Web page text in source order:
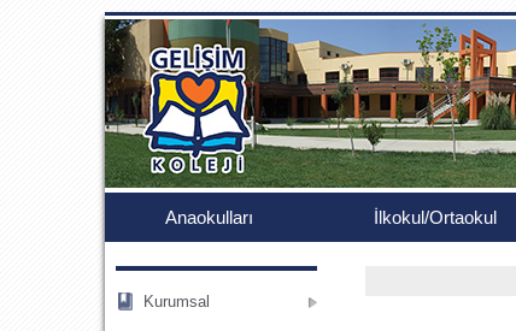
.
Anaokulları İlkokul/Ortaokul
Kurumsal